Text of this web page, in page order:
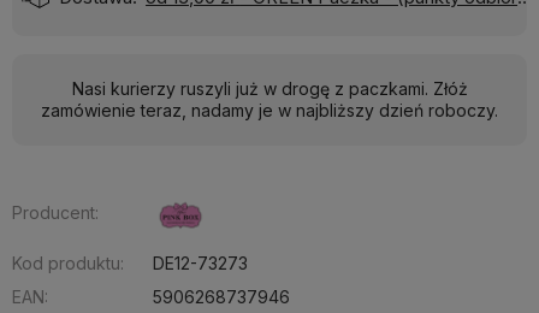
Nasi kurierzy ruszyli już w drogę z paczkami. Złóż
zamówienie teraz, nadamy je w najbliższy dzień roboczy.
Producent:
Kod produktu:
DE12-73273
EAN:
5906268737946